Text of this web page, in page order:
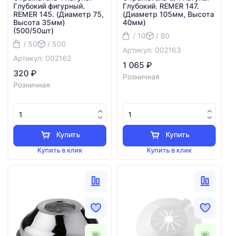
Глубокий фигурный.
REMER 145. (Диаметр 75,
Высота 35мм)
(500/50шт)
/ 50
/ 500
Артикул: 002162
320 ₽
Розничная
Купить
Купить в клик
Глубокий. REMER 147.
(Диаметр 105мм, Высота
40мм)
/ 10
/ 80
Артикул: 002163
1 065 ₽
Розничная
Купить
Купить в клик